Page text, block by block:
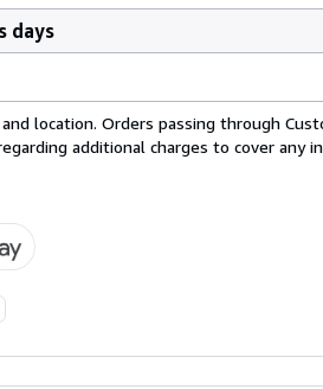
days
location. Orders passing through
additional charges to cover any